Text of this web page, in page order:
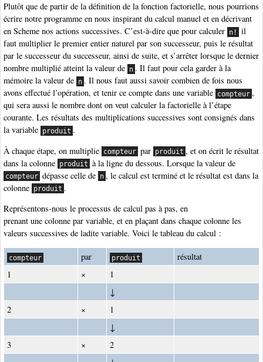
Plutôt que de partir de la définition de la fonction factorielle, nous pourrions
écrire notre programme en nous inspirant du calcul manuel et en décrivant
en Scheme nos actions successives. C’est-à-dire que pour calculer n!
il
faut multiplier le premier entier naturel par son successeur, puis le résultat
par le successeur du successeur, ainsi de suite, et s’arrêter lorsque le dernier
nombre multiplié atteint la valeur de n . Il faut pour cela garder à la
mémoire la valeur de n . Il nous faut aussi savoir combien de fois nous
avons effectué l’opération, et tenir ce compte dans une variable compteur ,
qui sera aussi le nombre dont on veut calculer la factorielle à l’étape
courante. Les résultats des multiplications successives sont consignés dans
la variable produit .
À chaque étape, on multiplie compteur par produit , et on écrit le résultat
dans la colonne produit à la ligne du dessous. Lorsque la valeur de
compteur dépasse celle de n , le calcul est terminé et le résultat est dans la
colonne produit .
Représentons-nous le processus de calcul pas à pas, en
prenant une colonne par variable, et en plaçant dans chaque colonne les
valeurs successives de ladite variable. Voici le tableau du calcul :
compteur par produit
résultat
1
×
1
↓
2
×
1
↓
3
×
2